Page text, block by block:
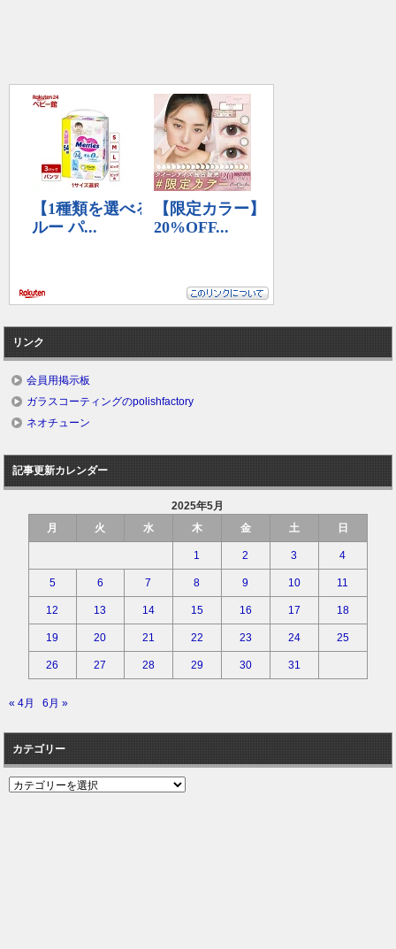
リンク
会員用掲示板
ガラスコーティングのpolishfactory
ネオチューン
記事更新カレンダー
2025年5月
月
火 水 木 金 土 日
1 2 3 4
5 6 7 8 9 10 11
12 13 14 15 16 17 18
19 20 21 22 23 24 25
26 27 28 29 30 31
« 4月 6月 »
カテゴリー
カ